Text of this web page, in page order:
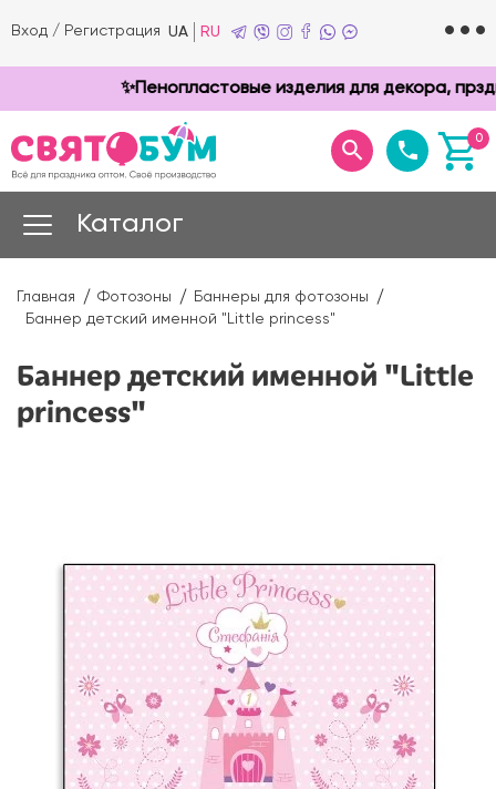
Вход / Регистрация UA RU
✨Пенопластовые изделия для декора,
0
Каталог
Главная Фотозоны
Баннеры для фотозоны
Баннер детский именной "Little princess"
Баннер детский именной "Little
princess"